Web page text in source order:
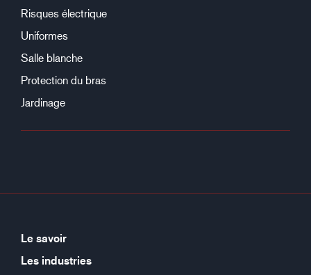
Risques électrique
Uniformes
Salle blanche
Protection du bras
Jardinage
Le savoir
Les industries